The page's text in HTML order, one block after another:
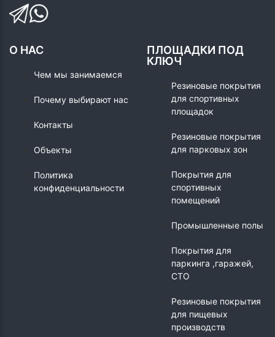
О НАС
Чем мы занимаемся
Почему выбирают нас
Контакты
Объекты
Политика
конфиденциальности
ПЛОЩАДКИ ПОД
КЛЮЧ
Резиновые покрытия
для спортивных
площадок
Резиновые покрытия
для парковых зон
Покрытия для
спортивных
помещений
Промышленные полы
Покрытия для
паркинга ,гаражей,
СТО
Резиновые покрытия
для пищевых
производств